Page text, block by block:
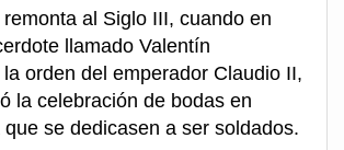
al Siglo III, cuando en
llamado Valentín
orden del emperador Claudio II,
la celebración de bodas en
se dedicasen a ser soldados.